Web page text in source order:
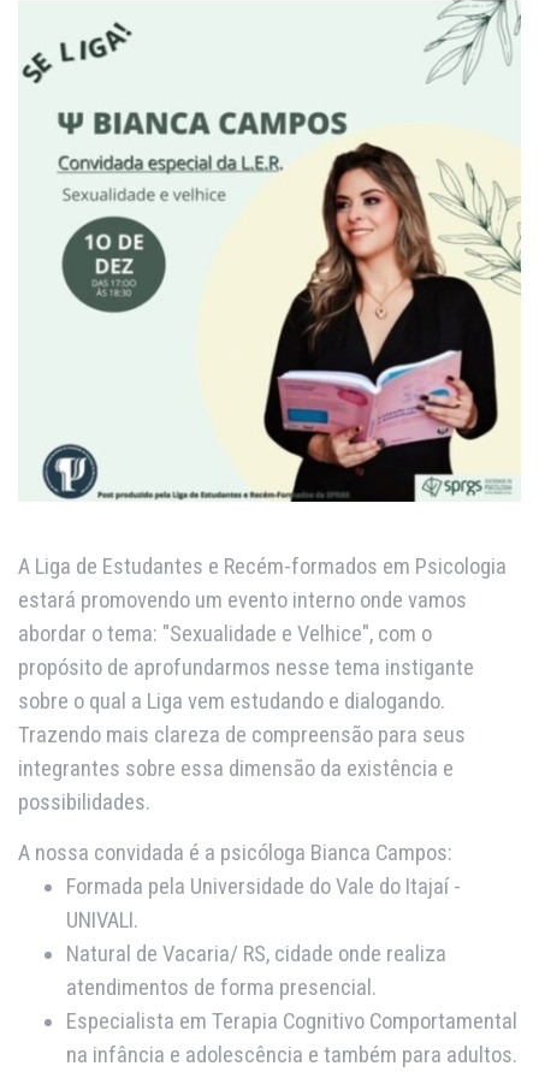
A Liga de Estudantes e Recém-formados em Psicologia
estará promovendo um evento interno onde vamos
abordar o tema: "Sexualidade e Velhice", com o
propósito de aprofundarmos nesse tema instigante
sobre o qual a Liga vem estudando e dialogando.
Trazendo mais clareza de compreensão para seus
integrantes sobre essa dimensão da existência e
possibilidades.
A nossa convidada é a psicóloga Bianca Campos:
Formada pela Universidade do Vale do Itajaí -
UNIVALI.
Natural de Vacaria/ RS, cidade onde realiza
atendimentos de forma presencial.
Especialista em Terapia Cognitivo Comportamental
na infância e adolescência e também para adultos.